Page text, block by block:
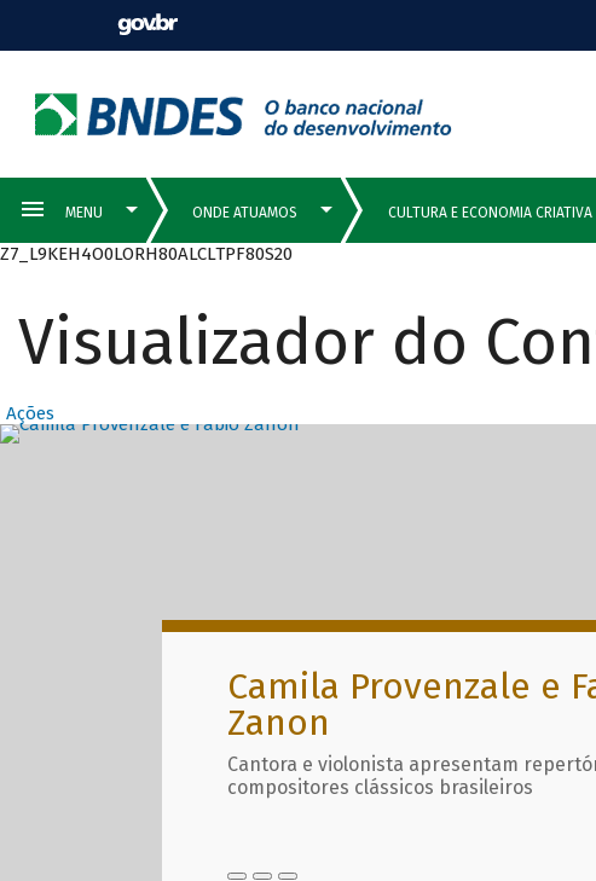
Z7_L9KEH4O0LORH80ALCLTPF80S20
Visualizador do
Ações
Destaques
Camila Provenzale e
Zanon
Cantora e violonista apresentam
compositores clássicos brasileiros